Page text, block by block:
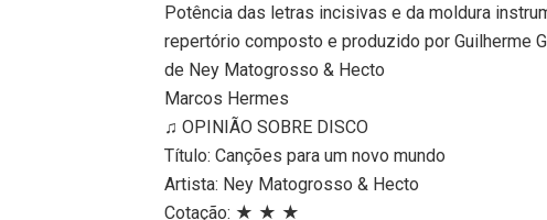
Potência das letras incisivas e da moldura
repertório composto e produzido por Guilherme
de Ney Matogrosso & Hecto
Marcos Hermes
♫ OPINIÃO SOBRE DISCO
Título: Canções para um novo mundo
Artista: Ney Matogrosso & Hecto
Cotação: ★ ★ ★